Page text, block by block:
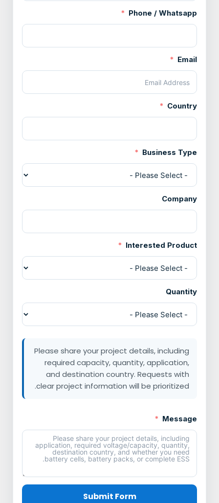
Phone / Whatsapp
Email
Country
Business Type
Company
Interested Product
Quantity
Please share your project details, including
required capacity, quantity, application,
and destination country. Requests with
clear project information will be prioritized.
Message
Submit Form